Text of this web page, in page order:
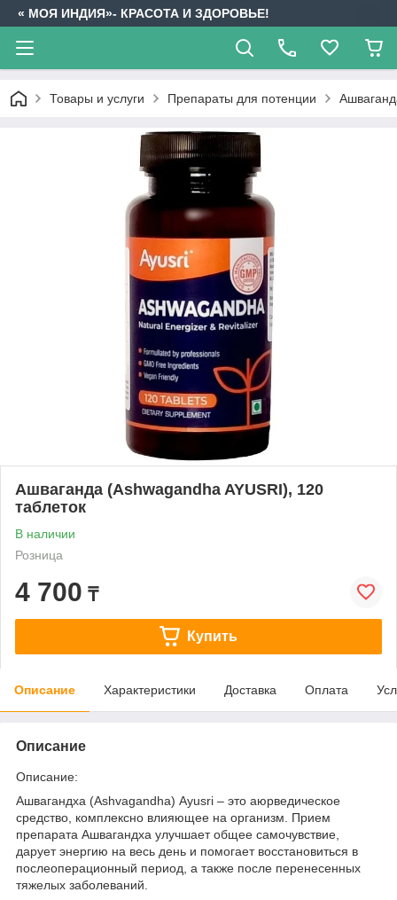
« МОЯ ИНДИЯ»- КРАСОТА И ЗДОРОВЬЕ!
Товары и услуги Препараты для потенции
Ашваганда (Ashwagandha AYUSRI), 120
таблеток
В наличии
Розница
4 700 ₸
Купить
Описание Характеристики Доставка Оплата
Описание
Описание:
Ашвагандха (Ashvagandha) Ayusri – это аюрведическое
средство, комплексно влияющее на организм. Прием
препарата Ашвагандха улучшает общее самочувствие,
дарует энергию на весь день и помогает восстановиться в
послеоперационный период, а также после перенесенных
тяжелых заболеваний.